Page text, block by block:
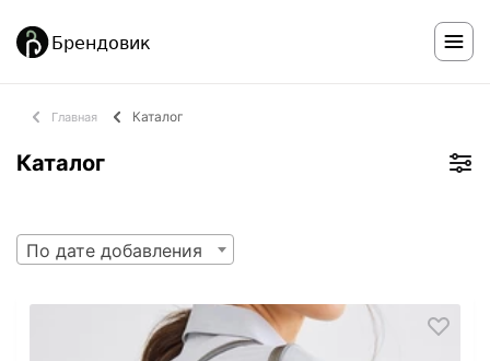
Главная Каталог
Каталог
По дате добавления